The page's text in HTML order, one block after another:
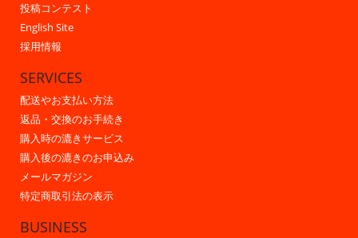
投稿コンテスト
English Site
採用情報
SERVICES
配送やお支払い方法
返品・交換のお手続き
購入時の漉きサービス
購入後の漉きのお申込み
メールマガジン
特定商取引法の表示
BUSINESS